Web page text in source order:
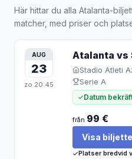
Här hittar du alla Atalanta-
matcher, med priser och
AUG
23
zo 20:45
Atalanta vs
Stadio Atleti
Serie A
Datum
från 99 €
Visa
Platser bredvid